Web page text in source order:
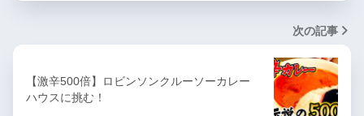
次の記事
【激辛500倍】ロビンソンクルーソーカレー
ハウスに挑む！